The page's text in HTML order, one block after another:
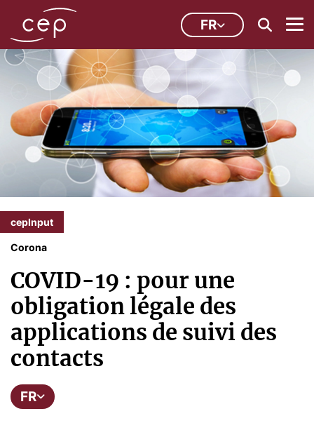
FR
cepInput
Corona
COVID-19 : pour une
obligation légale des
applications de suivi des
contacts
FR